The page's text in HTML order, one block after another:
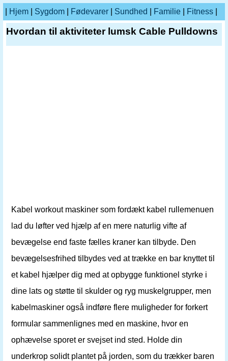
Hjem Sygdom Fødevarer Sundhed Familie Fitness
Hvordan til aktiviteter lumsk Cable Pulldowns
Kabel workout maskiner som fordækt kabel rullemenuen
lad du løfter ved hjælp af en mere naturlig vifte af
bevægelse end faste fælles kraner kan tilbyde. Den
bevægelsesfrihed tilbydes ved at trække en bar knyttet til
et kabel hjælper dig med at opbygge funktionel styrke i
dine lats og støtte til skulder og ryg muskelgrupper, men
kabelmaskiner også indføre flere muligheder for forkert
formular sammenlignes med en maskine, hvor en
ophævelse sporet er svejset ind sted. Holde din
underkrop solidt plantet på jorden, som du trækker baren